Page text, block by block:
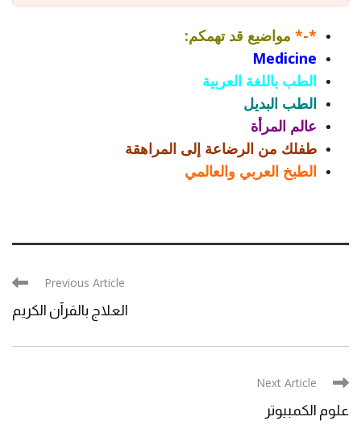
*-* مواضيع قد تهمكم:
Medicine
الطب باللغة العربية
الطب البديل
عالم المرأة
طفلك من الرضاعة إلى المراهقة
الطبخ العربي والعالمي
Previous Article
العلاج بالقرآن الكريم
Next Article
علوم الكمبيوتر